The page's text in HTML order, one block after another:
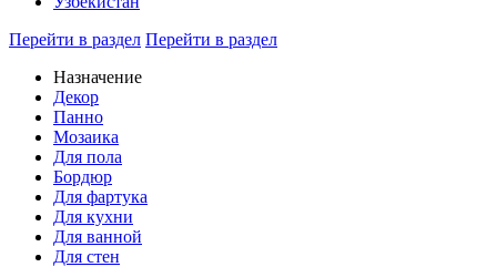
Перейти в раздел Перейти в раздел
Назначение
Декор
Панно
Мозаика
Для пола
Бордюр
Для фартука
Для кухни
Для ванной
Для стен